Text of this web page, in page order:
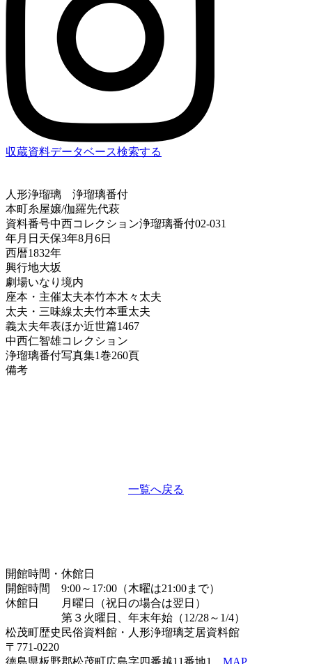
収蔵資料データベース検索する
人形浄瑠璃 浄瑠璃番付
本町糸屋嬢/伽羅先代萩
資料番号中西コレクション浄瑠璃番付02-031
年月日 天保3年8月6日
西暦1832年
興行地大坂
劇場いなり境内
座本・主催太夫本竹本木々太夫
太夫・三味線太夫竹本重太夫
義太夫年表ほか近世篇1467
中西仁智雄コレクション
浄瑠璃番付写真集1巻260頁
備考
一覧へ戻る
開館時間・休館日
開館時間 9:00～17:00（木曜は21:00まで）
休館日 月曜日（祝日の場合は翌日）
第３火曜日、年末年始（12/28～1/4）
松茂町歴史民俗資料館・人形浄瑠璃芝居資料館
〒771-0220
徳島県板野郡松茂町広島字四番越11番地1 MAP